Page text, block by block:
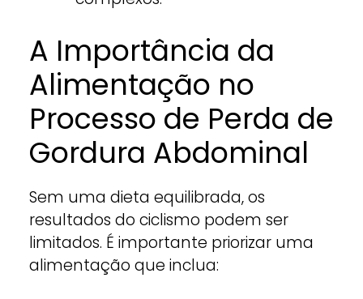
A Importância da
Alimentação no
Processo de Perda de
Gordura Abdominal
Sem uma dieta equilibrada, os
resultados do ciclismo podem ser
limitados. É importante priorizar uma
alimentação que inclua: